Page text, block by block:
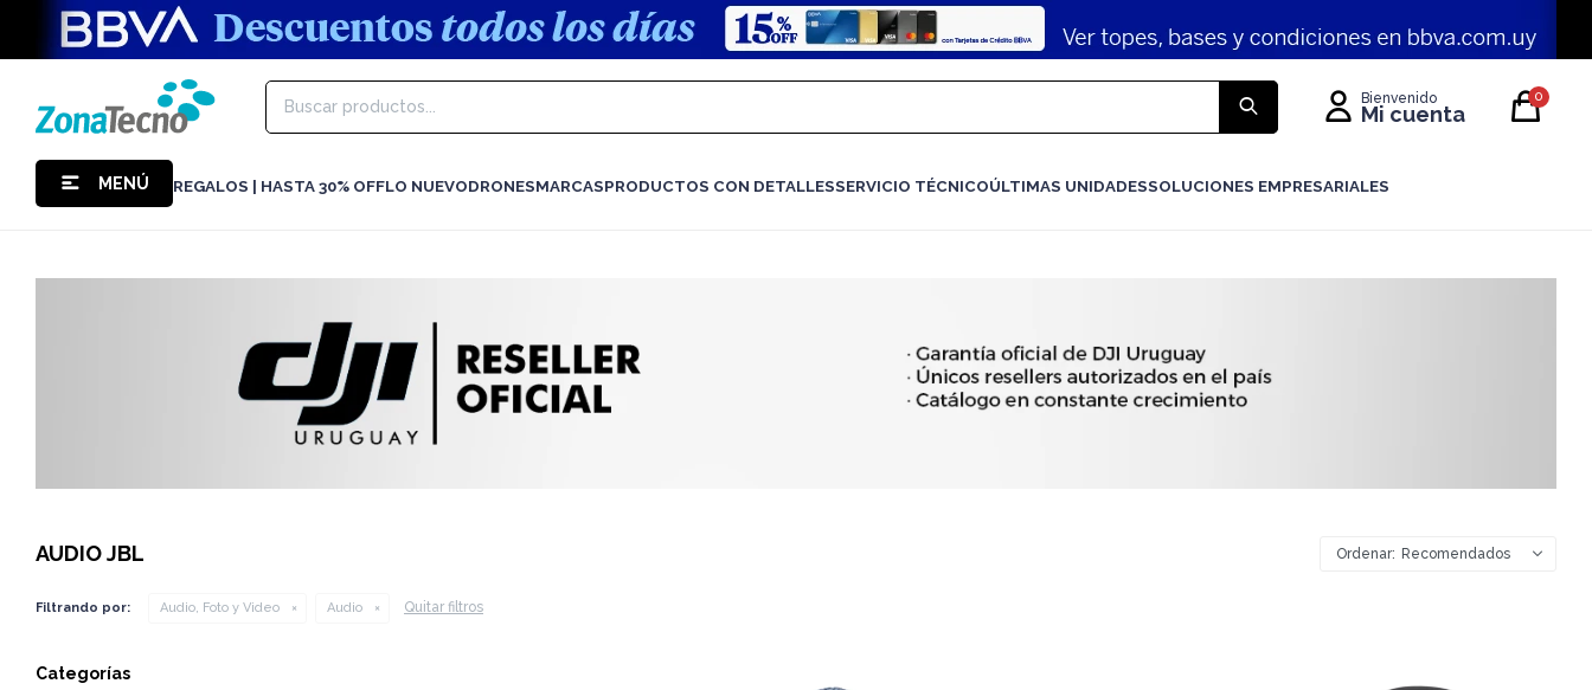
MENÚ REGALOS | HASTA 30% OFFLO NUEVODRONESMARCASPRODUCTOS CON DETALLESSERVICIO TÉCNICOÚLTIMAS UNIDADESSOLUCIONES EMPRESARIALES
0
AUDIO JBL Recomendados
Filtrando por: Audio, Foto y Video Audio Quitar filtros
Categorías